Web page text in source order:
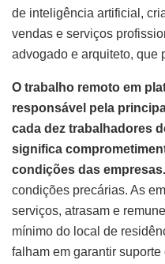
de inteligência artificial,
vendas e serviços
advogado e arquiteto, que
O trabalho remoto em
responsável pela
cada dez trabalhadores
significa
condições das empresas.
condições precárias. As
serviços, atrasam e
mínimo do local de
falham em garantir